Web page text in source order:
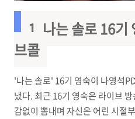
1. 나는 솔로 16기
브콜
'나는 솔로' 16기 영숙이 나영석
냈다. 최근 16기 영숙은 라이브
감없이 뽐내며 자신은 어린 시절